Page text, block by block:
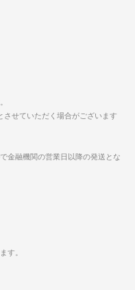
させていただく場合がございます
金融機関の営業日以降の発送とな
す。